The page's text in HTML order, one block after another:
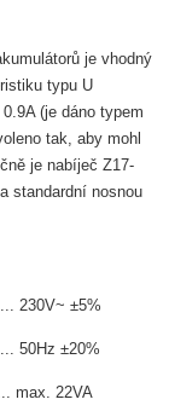
je vhodný
typu U
(je dáno typem
tak, aby mohl
je nabíječ Z17-
standardní nosnou
230V~ ±5%
50Hz ±20%
max. 22VA